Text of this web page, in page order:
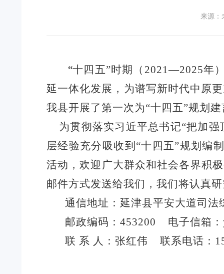
来源：
“十四五”时期（2021—2025年
延一体化发展 ， 为谱写新时代中原
我县开展了第一次为“十四五”规划
为贯彻落实习近平总书记“把加
层经验充分吸收到“十四五”规划编
活动 ，欢迎广大群众和社会各界积
邮件方式发送给我们 ， 我们将认真
通信地址：延津县平安大道司
邮政编码： 453200 电子信箱：
联 系 人： 张红伟 联系电话：